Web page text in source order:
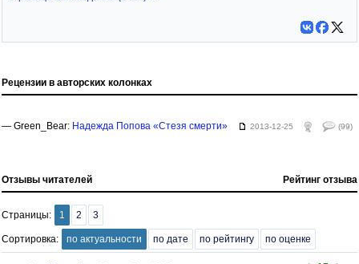
Рецензии в авторских колонках
— Green_Bear: Надежда Попова «Стезя смерти» 2013-12-25 (99)
Отзывы читателей Рейтинг отзыва
Страницы: 1 2 3
Сортировка: по актуальности по дате по рейтингу по оценке